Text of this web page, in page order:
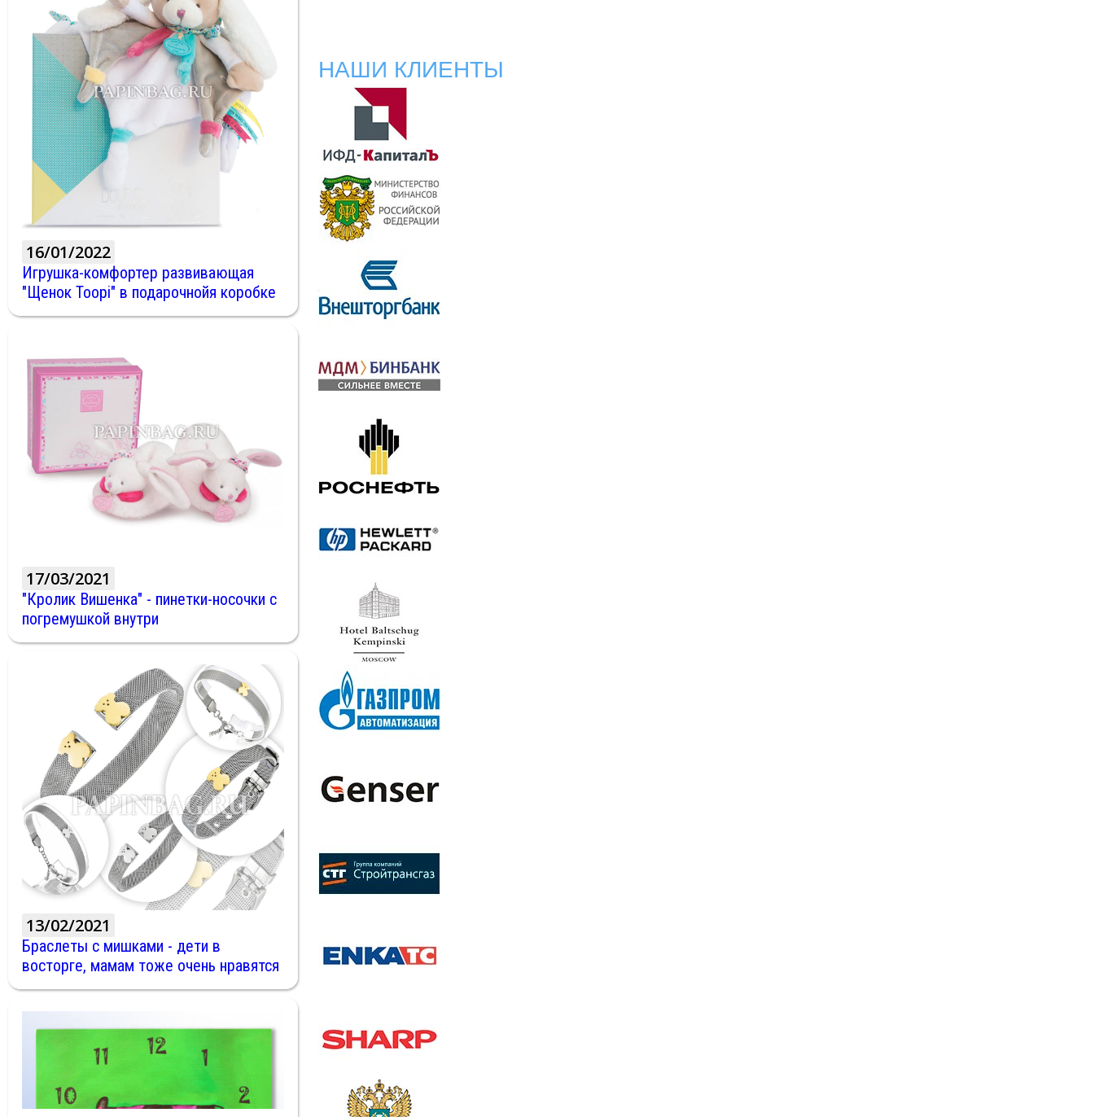
16/01/2022
Игрушка-комфортер развивающая
"Щенок Toopi" в подарочнойя коробке
17/03/2021
"Кролик Вишенка" - пинетки-носочки с
погремушкой внутри
13/02/2021
Браслеты с мишками - дети в
восторге, мамам тоже очень нравятся
НАШИ КЛИЕНТЫ